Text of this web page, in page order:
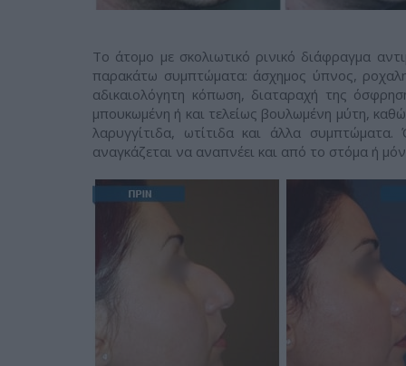
Το άτομο με σκολιωτικό ρινικό διάφραγμα
παρακάτω συμπτώματα: άσχημος ύπνος,
αδικαιολόγητη κόπωση, διαταραχή της
μπουκωμένη ή και τελείως βουλωμένη μύτη,
λαρυγγίτιδα, ωτίτιδα και άλλα
αναγκάζεται να αναπνέει και από το στόμα ή